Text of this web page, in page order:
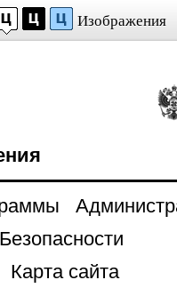
Изображения
Карта сайта